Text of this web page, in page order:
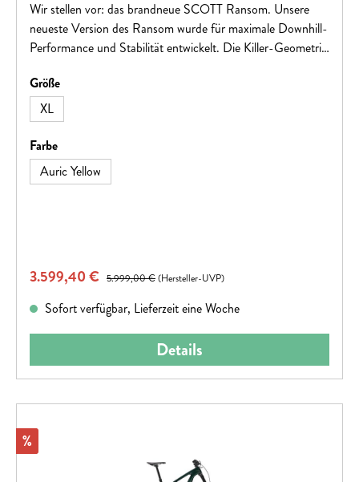
Wir stellen vor: das brandneue SCOTT Ransom. Unsere
neueste Version des Ransom wurde für maximale Downhill-
Performance und Stabilität entwickelt. Die Killer-Geometrie
Kinematik ergibt ein Bike, das kein „Nein“ als Antwort
akzeptiert. , , Hinweis: Fahrradspezifikationen können
geändert werden
Größeauswählen
XL
Farbeauswählen
Auric Yellow
Verkaufspreis:
3.599,40 € Regulärer Preis:
5.999,00 €(Hersteller-UVP)
Sofort verfügbar, Lieferzeit eine Woche
Details
Rabatt
%